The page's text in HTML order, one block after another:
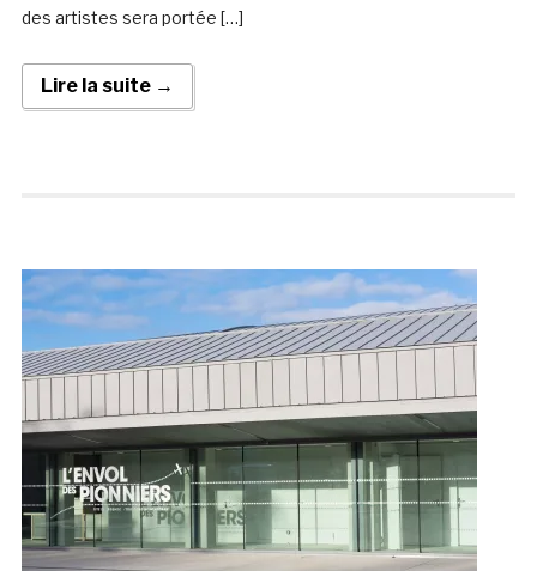
des artistes sera portée […]
Lire la suite →